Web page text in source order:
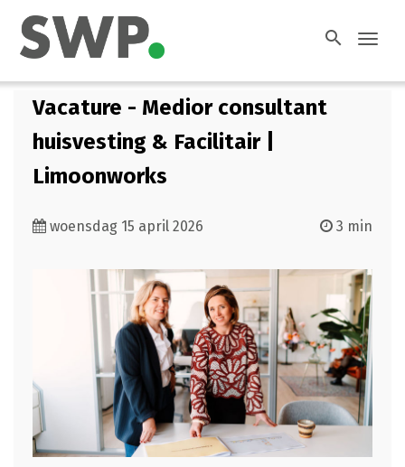
search
Vacature - Medior consultant
huisvesting & Facilitair |
Limoonworks
woensdag 15 april 2026 3 min